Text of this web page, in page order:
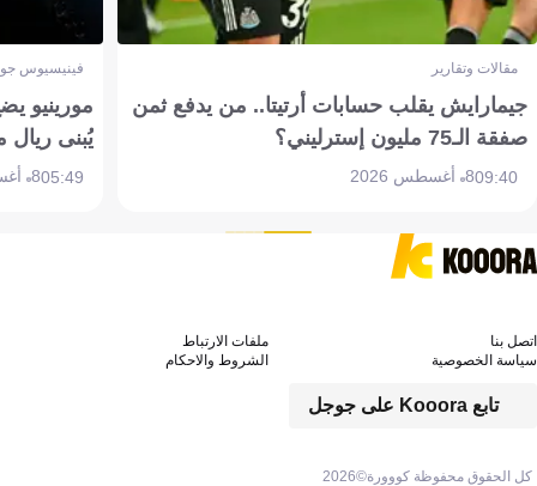
مقالات وتقارير
جيمارايش يقلب حسابات أرتيتا.. من يدفع ثمن
صفقة الـ75 مليون إسترليني؟
09:408 أغسطس 2026
فينيسيوس
مورينيو
يُبنى ريال
05:498 أغسطس 2026
كل الحقوق محفوظة كووورة©2026
تابع Kooora على جوجل
اتصل بنا
ملفات الارتباط
سياسة الخصوصية
الشروط والاحكام